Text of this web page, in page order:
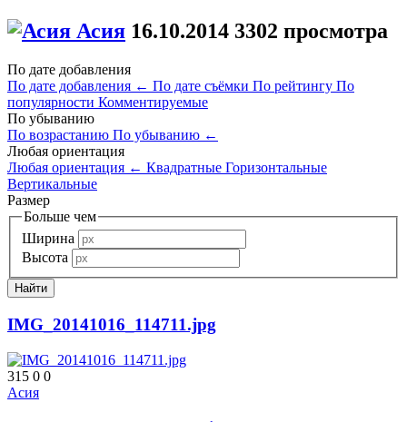
Асия 16.10.2014 3302 просмотра
По дате добавления
По дате добавления ← По дате съёмки По рейтингу По
популярности Комментируемые
По убыванию
По возрастанию По убыванию ←
Любая ориентация
Любая ориентация ← Квадратные Горизонтальные
Вертикальные
Размер
Больше чем
Ширина
Высота
IMG_20141016_114711.jpg
315 0 0
Асия